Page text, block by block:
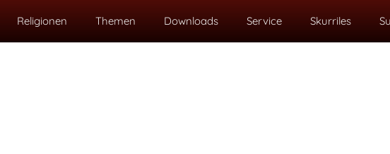
Religionen Themen Downloads Service Skurriles